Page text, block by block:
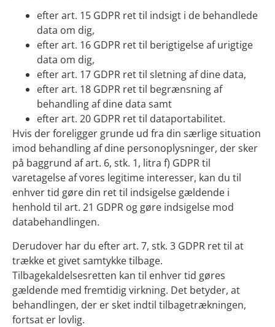
efter art. 15 GDPR ret til indsigt i de behandlede
data om dig,
efter art. 16 GDPR ret til berigtigelse af urigtige
data om dig,
efter art. 17 GDPR ret til sletning af dine data,
efter art. 18 GDPR ret til begrænsning af
behandling af dine data samt
efter art. 20 GDPR ret til dataportabilitet.
Hvis der foreligger grunde ud fra din særlige situation
imod behandling af dine personoplysninger, der sker
på baggrund af art. 6, stk. 1, litra f) GDPR til
varetagelse af vores legitime interesser, kan du til
enhver tid gøre din ret til indsigelse gældende i
henhold til art. 21 GDPR og gøre indsigelse mod
databehandlingen.
Derudover har du efter art. 7, stk. 3 GDPR ret til at
trække et givet samtykke tilbage.
Tilbagekaldelsesretten kan til enhver tid gøres
gældende med fremtidig virkning. Det betyder, at
behandlingen, der er sket indtil tilbagetrækningen,
fortsat er lovlig.